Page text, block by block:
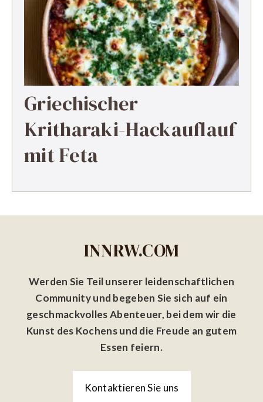
Griechischer
Kritharaki-Hackauflauf
mit Feta
INNRW.COM
Werden Sie Teil unserer leidenschaftlichen
Community und begeben Sie sich auf ein
geschmackvolles Abenteuer, bei dem wir die
Kunst des Kochens und die Freude an gutem
Essen feiern.
Kontaktieren Sie uns